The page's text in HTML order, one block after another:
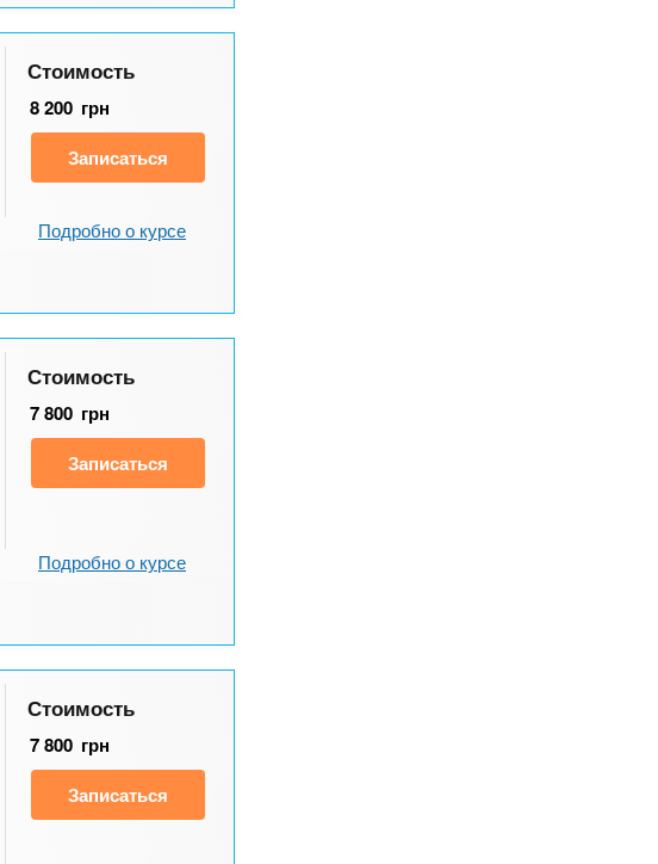
Стоимость
8 200 грн
Записаться
Подробно о курсе
Стоимость
7 800 грн
Записаться
Подробно о курсе
Стоимость
7 800 грн
Записаться